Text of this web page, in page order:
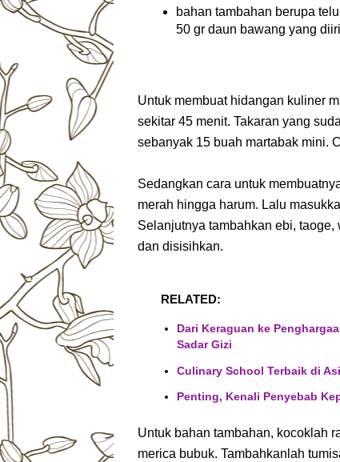
bahan tambahan berupa
50 gr daun bawang yang
Untuk membuat hidangan kuliner
sekitar 45 menit. Takaran yang
sebanyak 15 buah martabak mini.
Sedangkan cara untuk
merah hingga harum. Lalu
Selanjutnya tambahkan ebi,
dan disisihkan.
RELATED:
Dari Keraguan ke
Sadar Gizi
Culinary School Terbaik di
Penting, Kenali Penyebab
Untuk bahan tambahan, kocoklah
merica bubuk. Tambahkanlah